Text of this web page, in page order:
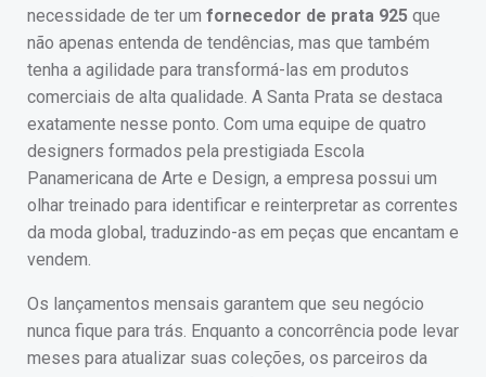
necessidade de ter um fornecedor de prata 925 que
não apenas entenda de tendências, mas que também
tenha a agilidade para transformá-las em produtos
comerciais de alta qualidade. A Santa Prata se destaca
exatamente nesse ponto. Com uma equipe de quatro
designers formados pela prestigiada Escola
Panamericana de Arte e Design, a empresa possui um
olhar treinado para identificar e reinterpretar as correntes
da moda global, traduzindo-as em peças que encantam e
vendem.
Os lançamentos mensais garantem que seu negócio
nunca fique para trás. Enquanto a concorrência pode levar
meses para atualizar suas coleções, os parceiros da